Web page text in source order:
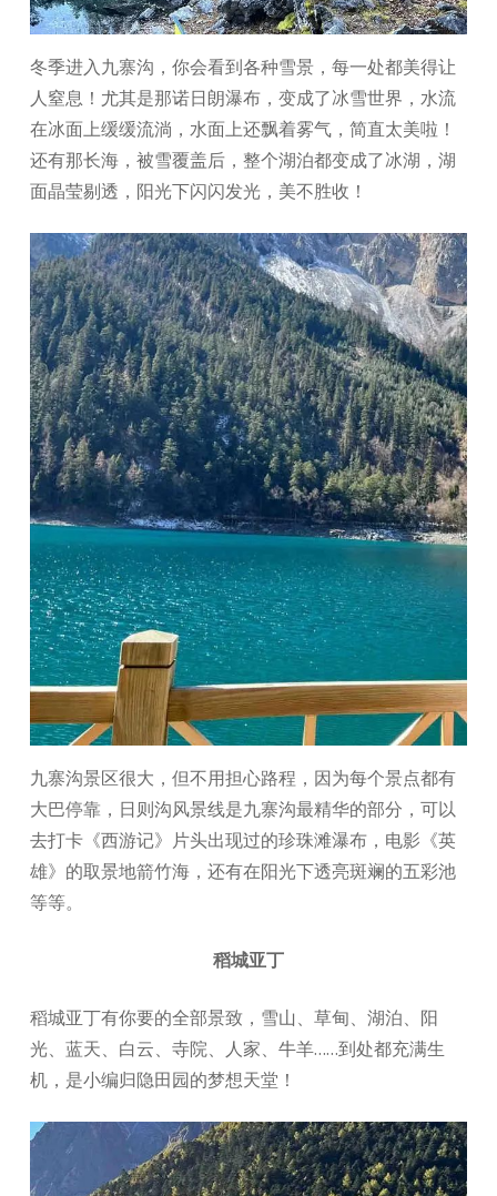
冬季进入九寨沟，你会看到各种雪景，每一处都美得让
人窒息！尤其是那诺日朗瀑布，变成了冰雪世界，水流
在冰面上缓缓流淌，水面上还飘着雾气，简直太美啦！
还有那长海，被雪覆盖后，整个湖泊都变成了冰湖，湖
面晶莹剔透，阳光下闪闪发光，美不胜收！
九寨沟景区很大，但不用担心路程，因为每个景点都有
大巴停靠，日则沟风景线是九寨沟最精华的部分，可以
去打卡《西游记》片头出现过的珍珠滩瀑布，电影《英
雄》的取景地箭竹海，还有在阳光下透亮斑斓的五彩池
等等。
稻城亚丁
稻城亚丁有你要的全部景致，雪山、草甸、湖泊、阳
光、蓝天、白云、寺院、人家、牛羊……到处都充满生
机，是小编归隐田园的梦想天堂！